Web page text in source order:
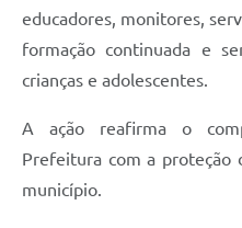
educadores, monitores,
formação continuada e
crianças e adolescentes.
A ação reafirma o
Prefeitura com a proteção
município.